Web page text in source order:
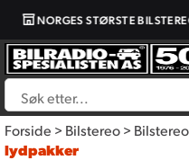
NORGES STØRSTE
Forside>Bilstereo>
lydpakker